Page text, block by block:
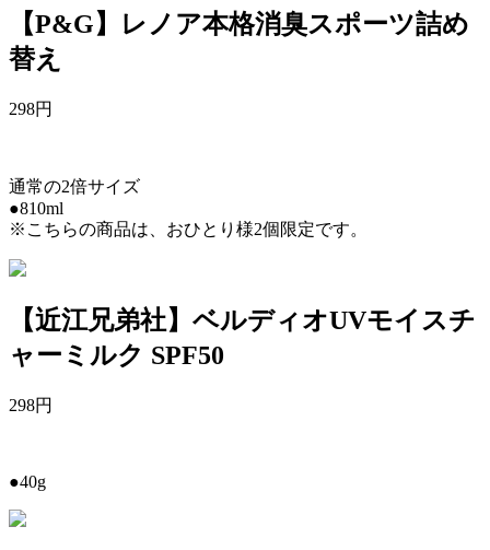
【P&G】レノア本格消臭スポーツ詰め
替え
298円
通常の2倍サイズ
●810ml
※こちらの商品は、おひとり様2個限定です。
【近江兄弟社】ベルディオUVモイスチ
ャーミルク SPF50
298円
●40g